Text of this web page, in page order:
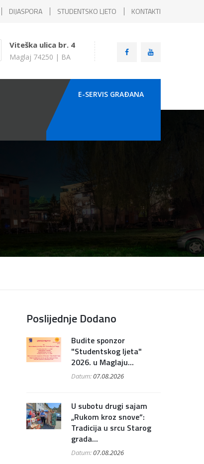
DIJASPORA STUDENTSKO LJETO KONTAKTI
Viteška ulica br. 4
Maglaj 74250 | BA
E-SERVIS GRAÐANA
Poslijednje Dodano
Budite sponzor
"Studentskog ljeta"
2026. u Maglaju...
Datum:07.08.2026
U subotu drugi sajam
„Rukom kroz snove“:
Tradicija u srcu Starog
grada...
Datum:07.08.2026